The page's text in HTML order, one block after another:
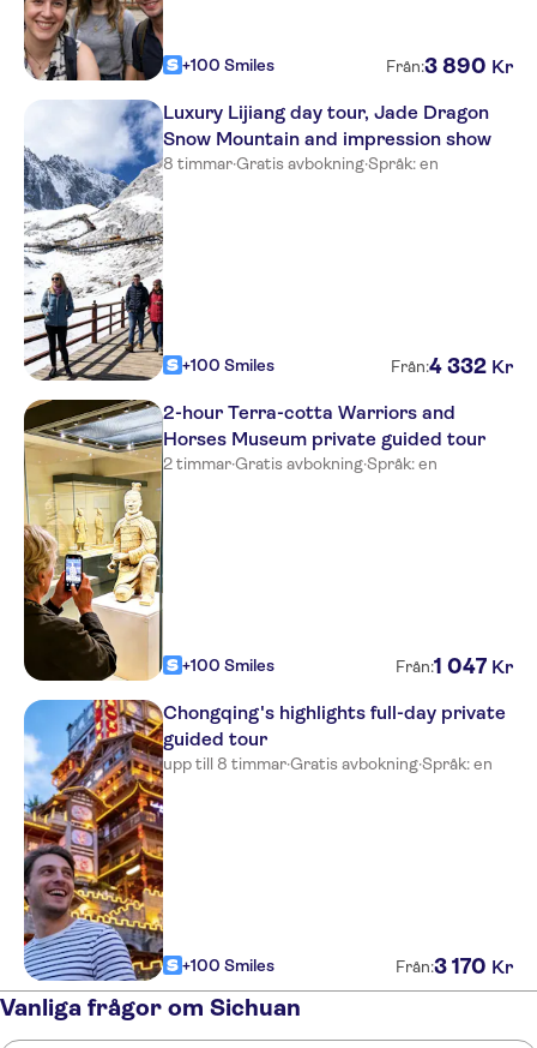
+100 Smiles Från:3 890 Kr
Luxury Lijiang day tour, Jade Dragon
Snow Mountain and impression show
8 timmar·Gratis avbokning·Språk: en
+100 Smiles Från:4 332 Kr
2-hour Terra-cotta Warriors and
Horses Museum private guided tour
2 timmar·Gratis avbokning·Språk: en
+100 Smiles Från:1 047 Kr
Chongqing's highlights full-day private
guided tour
upp till 8 timmar·Gratis avbokning·Språk: en
+100 Smiles Från:3 170 Kr
Vanliga frågor om Sichuan